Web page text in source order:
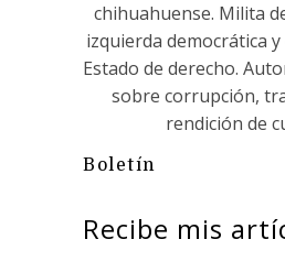
chihuahuense. Milita
izquierda democrática
Estado de derecho.
sobre corrupción,
rendición de
Boletín
Recibe mis